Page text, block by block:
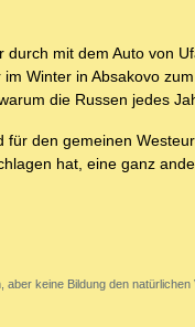
mit dem Auto von
Winter in Absakovo
die Russen jedes
den gemeinen
hat, eine ganz
keine Bildung den